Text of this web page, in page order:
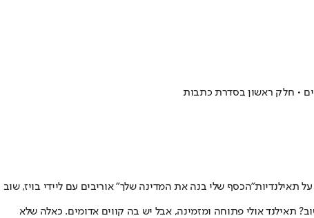
• חלק ראשון בסדרת כתבות
תאילנדיות"הכסף שלי בנה את המדינה שלך" אוריבים עם ליידי בויז, שוב
תאילנד אולי פתוחה ומזמינה, אבל יש בה קווים אדומים. כאלה שלא